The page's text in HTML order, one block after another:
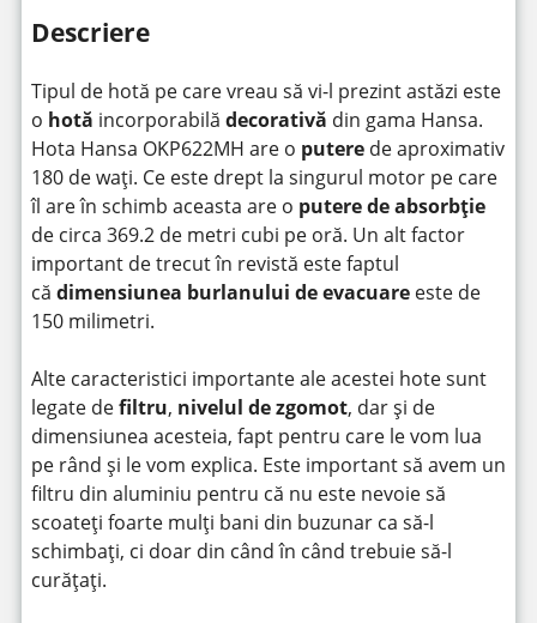
Descriere
Tipul de hotă pe care vreau să vi-l prezint astăzi este
o hotă incorporabilă decorativă din gama Hansa.
Hota Hansa OKP622MH are o puterede aproximativ
180 de wați. Ce este drept la singurul motor pe care
îl are în schimb aceasta are o putere de absorbție
de circa 369.2 de metri cubi pe oră. Un alt factor
important de trecut în revistă este faptul
că dimensiunea burlanului de evacuareeste de
150 milimetri.
Alte caracteristici importante ale acestei hote sunt
legate defiltru, nivelul de zgomot, dar și de
dimensiunea acesteia, fapt pentru care le vom lua
pe rând și le vom explica. Este important să avem un
filtru din aluminiu pentru că nu este nevoie să
scoateți foarte mulți bani din buzunar ca să-l
schimbați, ci doar din când în când trebuie să-l
curățați.